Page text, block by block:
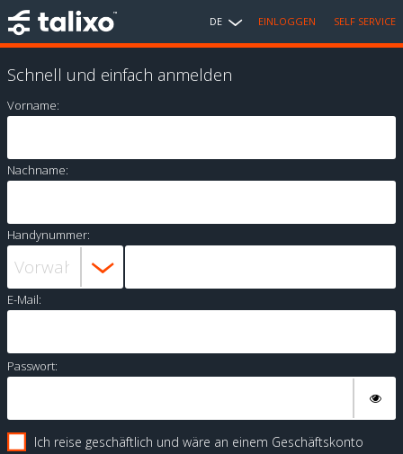
DE EINLOGGEN SELF SERVICE
Schnell und einfach anmelden
Vorname:
Nachname:
Handynummer:
E-Mail:
Passwort:
Ich reise geschäftlich und wäre an einem Geschäftskonto